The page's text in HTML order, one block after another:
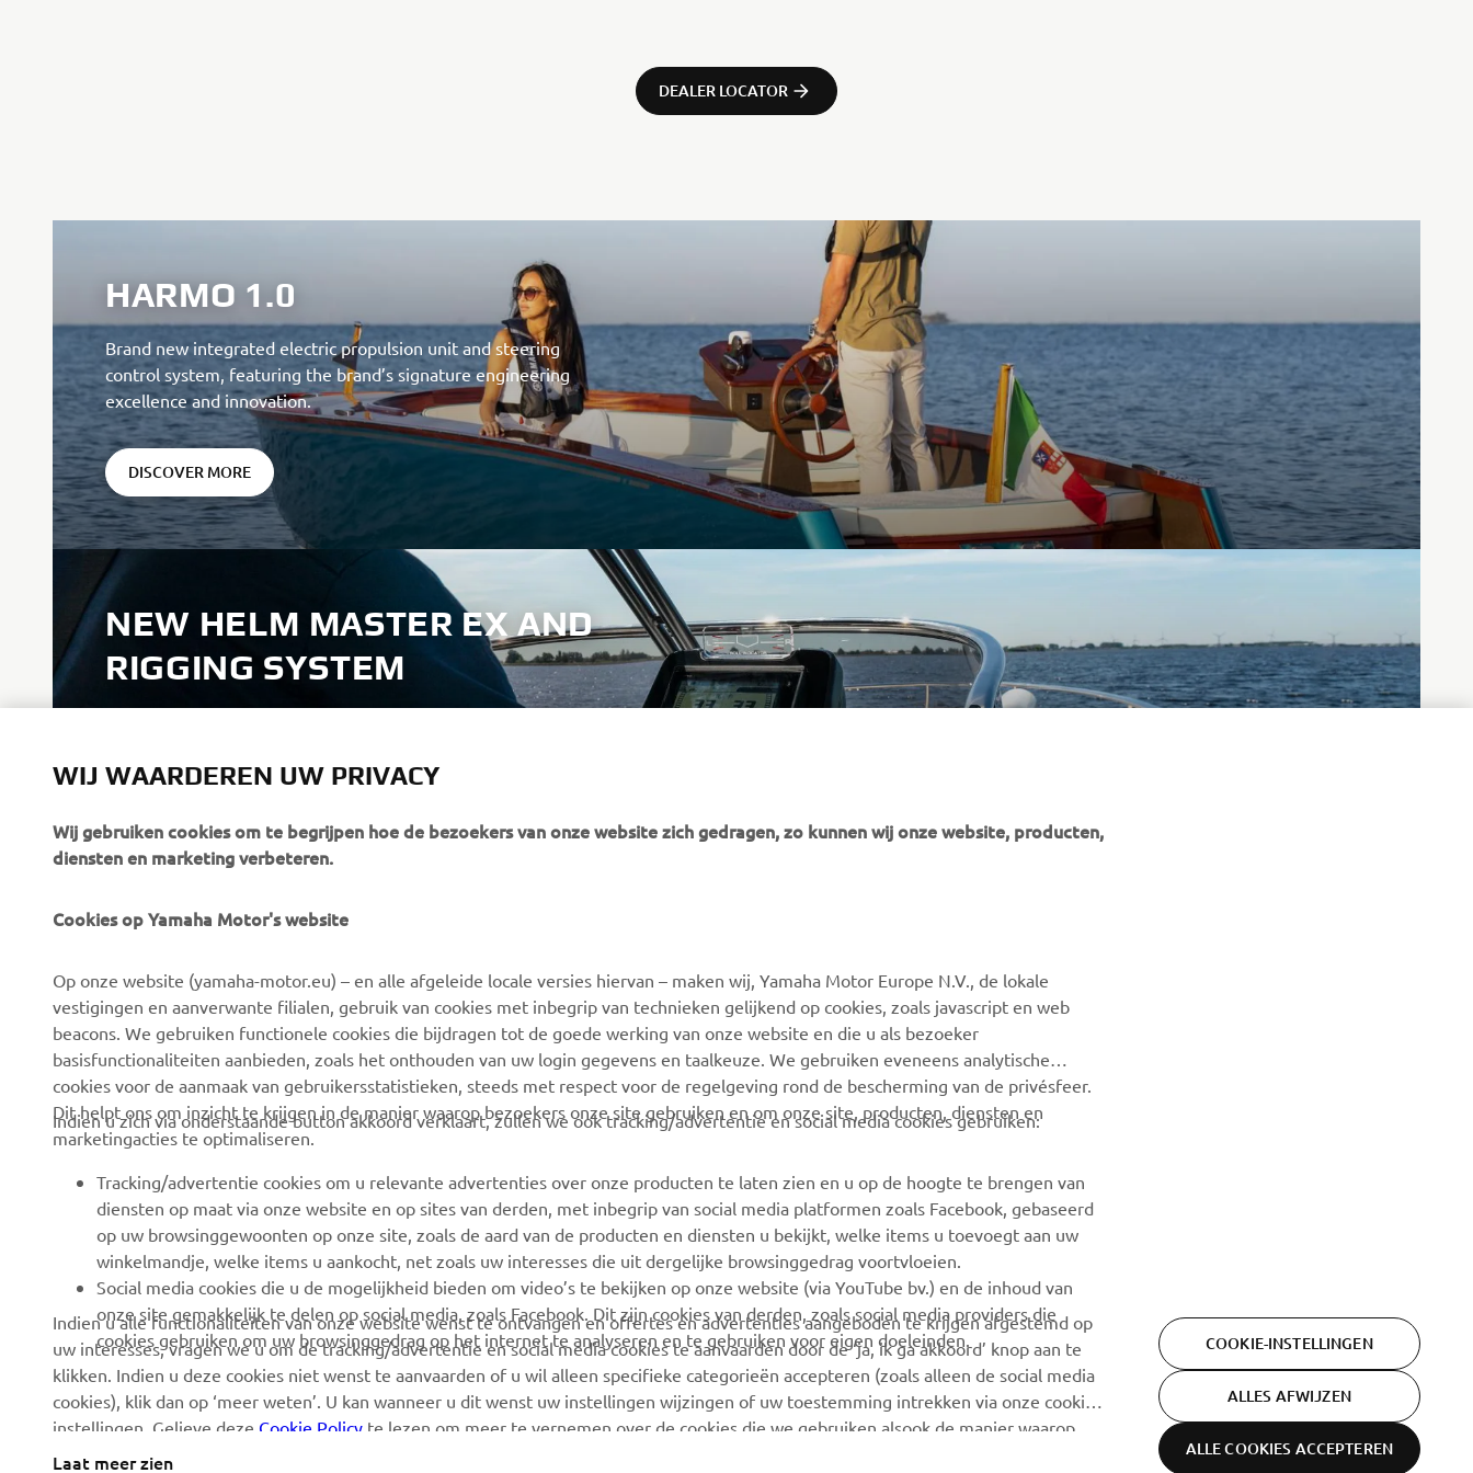
DEALER LOCATOR
HARMO 1.0
Brand new integrated electric propulsion unit and steering
control system, featuring the brand’s signature engineering
excellence and innovation.
DISCOVER MORE
NEW HELM MASTER EX AND
RIGGING SYSTEM
enjoyment and easy control for both passionate experts and
DISCOVER MORE
CORPORATE
Over ons
Nieuws
Evenementen
Pers
Werken bij Yamaha
Dealer worden
Mensenrechtenbeleid
Basisbeleid inzake
duurzaamheid
Klokkenluiderskanaal
BUSINESS
eBike-systemen
Autoriteiten
Golfterreinen
Eerstehulpverleners
Rijscholen
Robotics
Partnerschappen
Technische informatie
voor onafhankelijke
dealers
MEER YAMAHA
MyYamaha
Yamaha Music
Yamaha Motor Global
Mobiele apps
SUPPORT
Webshop Support
Onderdelen Catalogus
maken
Vind een Yamaha-dealer
Beheer van
Afvalbatterijen
NIEUWSBRIEF
Wees de eerste die meer te weten komt over de nieuwste
deals, speciale evenementen, nieuwe producten en nog veel
meer
Lees ons privacybeleid om te leren hoe we uw persoonlijke
WIJ WAARDEREN UW PRIVACY
Wij gebruiken cookies om te begrijpen hoe de bezoekers van onze website zich gedragen, zo kunnen wij onze website, producten,
diensten en marketing verbeteren.
Cookies op Yamaha Motor's website
Op onze website (yamaha-motor.eu) – en alle afgeleide locale versies hiervan – maken wij, Yamaha Motor Europe N.V., de lokale
vestigingen en aanverwante filialen, gebruik van cookies met inbegrip van technieken gelijkend op cookies, zoals javascript en web
beacons. We gebruiken functionele cookies die bijdragen tot de goede werking van onze website en die u als bezoeker
basisfunctionaliteiten aanbieden, zoals het onthouden van uw login gegevens en taalkeuze. We gebruiken eveneens analytische
cookies voor de aanmaak van gebruikersstatistieken, steeds met respect voor de regelgeving rond de bescherming van de privésfeer.
Dit helpt ons om inzicht te krijgen in de manier waarop bezoekers onze site gebruiken en om onze site, producten, diensten en
marketingacties te optimaliseren.
Indien u zich via onderstaande button akkoord verklaart, zullen we ook tracking/advertentie en social media cookies gebruiken:
Tracking/advertentie cookies om u relevante advertenties over onze producten te laten zien en u op de hoogte te brengen van
diensten op maat via onze website en op sites van derden, met inbegrip van social media platformen zoals Facebook, gebaseerd
op uw browsinggewoonten op onze site, zoals de aard van de producten en diensten u bekijkt, welke items u toevoegt aan uw
winkelmandje, welke items u aankocht, net zoals uw interesses die uit dergelijke browsinggedrag voortvloeien.
Social media cookies die u de mogelijkheid bieden om video’s te bekijken op onze website (via YouTube bv.) en de inhoud van
onze site gemakkelijk te delen op social media, zoals Facebook. Dit zijn cookies van derden, zoals social media providers die
cookies gebruiken om uw browsinggedrag op het internet te analyseren en te gebruiken voor eigen doeleinden.
Indien u alle functionaliteiten van onze website wenst te ontvangen en offertes en advertenties aangeboden te krijgen afgestemd op
uw interesses, vragen we u om de tracking/advertentie en social media cookies te aanvaarden door de ‘ja, ik ga akkoord’ knop aan te
klikken. Indien u deze cookies niet wenst te aanvaarden of u wil alleen specifieke categorieën accepteren (zoals alleen de social media
cookies), klik dan op ‘meer weten’. U kan wanneer u dit wenst uw instellingen wijzingen of uw toestemming intrekken via onze cookie-
instellingen. Gelieve deze Cookie Policy te lezen om meer te vernemen over de cookies die we gebruiken alsook de manier waarop.
Laat meer zien
COOKIE-INSTELLINGEN
ALLES AFWIJZEN
ALLE COOKIES ACCEPTEREN